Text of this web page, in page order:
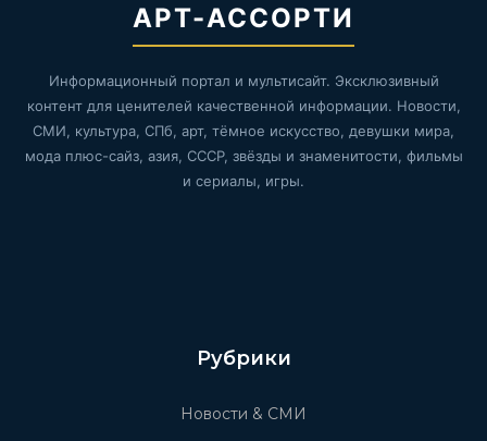
АРТ-АССОРТИ
Информационный портал и мультисайт. Эксклюзивный
контент для ценителей качественной информации. Новости,
СМИ, культура, СПб, арт, тёмное искусство, девушки мира,
мода плюс-сайз, азия, СССР, звёзды и знаменитости, фильмы
и сериалы, игры.
Рубрики
Новости & СМИ